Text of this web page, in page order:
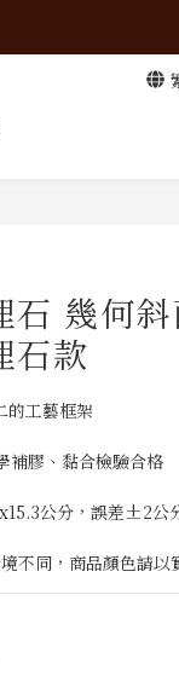
石 幾何
石款
的工藝框架
補膠、黏合檢驗合格
公分，誤差±2公
不同，商品顏色請以